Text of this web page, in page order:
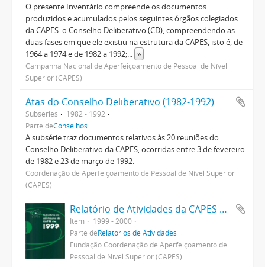
O presente Inventário compreende os documentos
produzidos e acumulados pelos seguintes órgãos colegiados
da CAPES: o Conselho Deliberativo (CD), compreendendo as
duas fases em que ele existiu na estrutura da CAPES, isto é, de
1964 a 1974 e de 1982 a 1992;... »
Campanha Nacional de Aperfeiçoamento de Pessoal de Nível
Superior (CAPES)
Atas do Conselho Deliberativo (1982-1992)
Subséries
1982 - 1992
Parte deConselhos
A subsérie traz documentos relativos às 20 reuniões do
Conselho Deliberativo da CAPES, ocorridas entre 3 de fevereiro
de 1982 e 23 de março de 1992.
Coordenação de Aperfeiçoamento de Pessoal de Nível Superior
(CAPES)
Relatório de Atividades da CAPES 1999
Item
1999 - 2000
Parte deRelatórios de Atividades
Fundação Coordenação de Aperfeiçoamento de
Pessoal de Nível Superior (CAPES)